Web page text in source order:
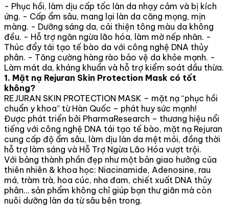
- Phục hồi, làm dịu cấp tốc làn da nhạy cảm và bị kích
ứng. - Cấp ẩm sâu, mang lại làn da căng mọng, mịn
màng. - Dưỡng sáng da, cải thiện tông màu da không
đều. - Hỗ trợ ngăn ngừa lão hóa, làm mờ nếp nhăn. -
Thúc đẩy tái tạo tế bào da với công nghệ DNA thủy
phân. - Tăng cường hàng rào bảo vệ da khỏe mạnh. -
Làm mát da, kháng khuẩn và hỗ trợ kiểm soát dầu thừa.
1. Mặt nạ Rejuran Skin Protection Mask có tốt
không?
REJURAN SKIN PROTECTION MASK – mặt nạ “phục hồi
chuẩn y khoa” từ Hàn Quốc – phát huy sức mạnh!
Được phát triển bởi PharmaResearch – thương hiệu nổi
tiếng với công nghệ DNA tái tạo tế bào, mặt nạ Rejuran
cung cấp độ ẩm sâu, làm dịu làn da mệt mỏi, đồng thời
hỗ trợ làm sáng và Hỗ Trợ Ngừa Lão Hóa vượt trội.
Với bảng thành phần đẹp như một bản giao hưởng của
thiên nhiên & khoa học: Niacinamide, Adenosine, rau
má, tràm trà, hoa cúc, nha đam, chiết xuất DNA thủy
phân… sản phẩm không chỉ giúp bạn thư giãn mà còn
nuôi dưỡng làn da từ sâu bên trong.